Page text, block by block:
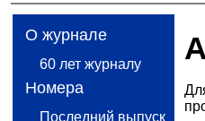
О журнале
60 лет журналу
Номера
Последний выпуск